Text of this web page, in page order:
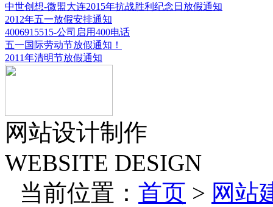
中世创想-微盟大连2015年抗战胜利纪念日放假通知
2012年五一放假安排通知
4006915515-公司启用400电话
五一国际劳动节放假通知！
2011年清明节放假通知
网站设计制作
WEBSITE DESIGN
当前位置： 首页 > 网站